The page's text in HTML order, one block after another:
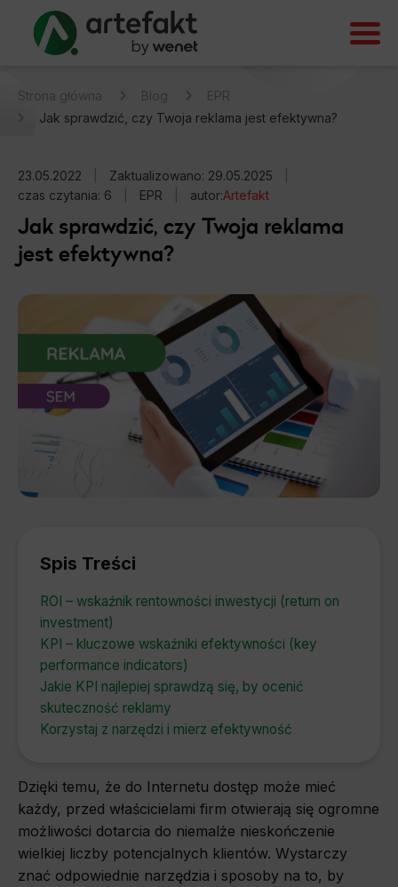
Strona główna Blog
EPR
Jak sprawdzić, czy Twoja reklama jest efektywna?
23.05.2022 Zaktualizowano: 29.05.2025
czas czytania: 6
EPR autor:Artefakt
Jak sprawdzić, czy Twoja reklama
jest efektywna?
Spis Treści
ROI – wskaźnik rentowności inwestycji (return on
investment)
KPI – kluczowe wskaźniki efektywności (key
performance indicators)
Jakie KPI najlepiej sprawdzą się, by ocenić
skuteczność reklamy
Korzystaj z narzędzi i mierz efektywność
Dzięki temu, że do Internetu dostęp może mieć
każdy, przed właścicielami firm otwierają się ogromne
możliwości dotarcia do niemalże nieskończenie
wielkiej liczby potencjalnych klientów. Wystarczy
znać odpowiednie narzędzia i sposoby na to, by